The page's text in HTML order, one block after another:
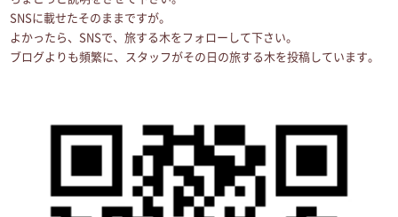
SNSに載せたそのままですが。
よかったら、SNSで、旅する木をフォローして下さい。
ブログよりも頻繁に、スタッフがその日の旅する木を投稿しています。